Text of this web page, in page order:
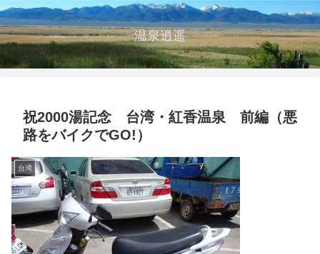
温泉逍遥
祝2000湯記念 台湾・紅香温泉 前編（悪
路をバイクでGO!）
台湾